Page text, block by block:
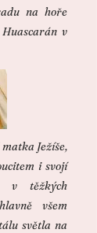
na hoře
v
Ježíše,
i svojí
v těžkých
všem
světla na